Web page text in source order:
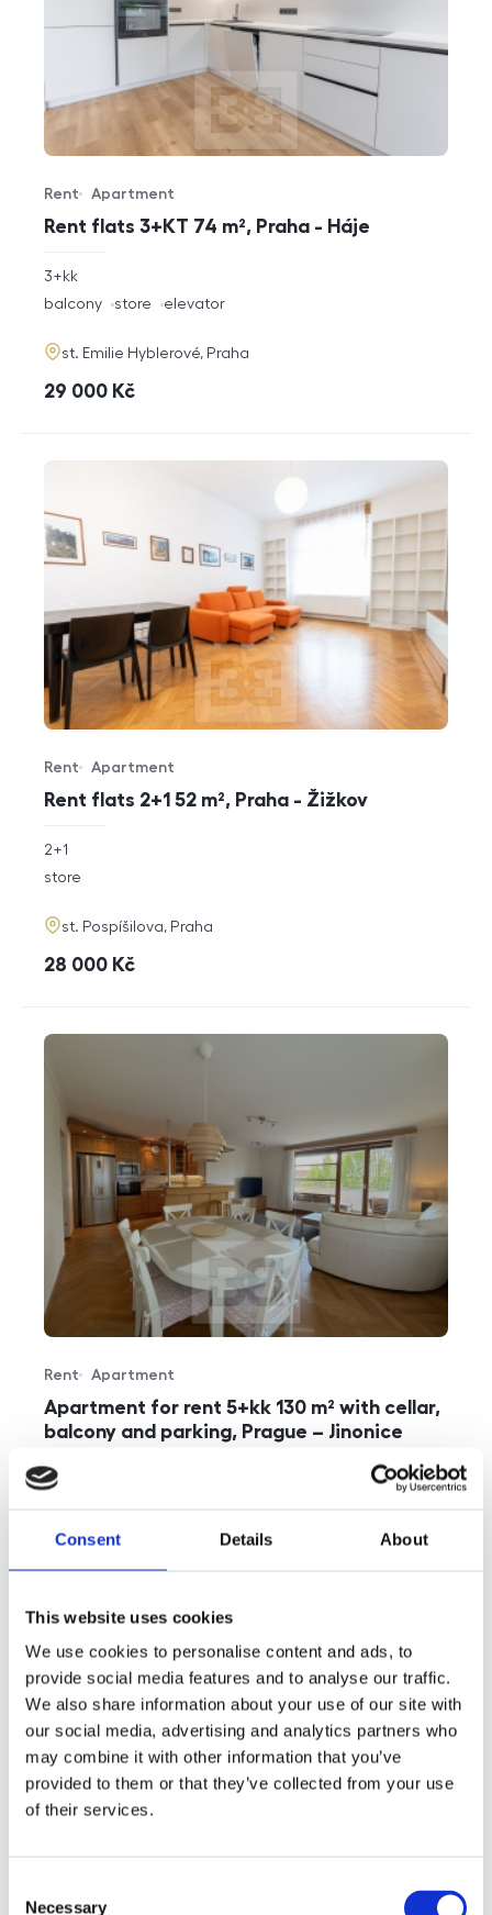
Consent Details About
This website uses cookies
We use cookies to personalise content and ads, to
provide social media features and to analyse our traffic.
We also share information about your use of our site with
our social media, advertising and analytics partners who
may combine it with other information that you’ve
provided to them or that they’ve collected from your use
of their services.
Necessary
Rent flats 3+KT 74 m², Praha - Háje
Offer type
Rent
Property type
Apartment
rozměry
3+kk
funkce
balcony store elevator
adresa
st. Emilie Hyblerové, Praha
cena
29 000 Kč
Rent flats 2+1 52 m², Praha - Žižkov
Offer type
Rent
Property type
Apartment
rozměry
2+1
funkce
store
adresa
st. Pospíšilova, Praha
cena
28 000 Kč
Apartment for rent 5+kk 130 m² with cellar,
balcony and parking, Prague – Jinonice
Offer type
Rent
Property type
Apartment
rozměry
disposition
5+kk